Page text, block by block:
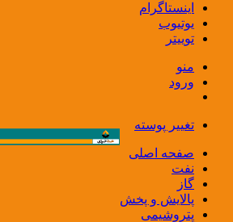
اینستاگرام
یوتیوب
توییتر
منو
ورود
تغییر پوسته
صفحه اصلی
نفت
گاز
پالایش و پخش
پتروشیمی